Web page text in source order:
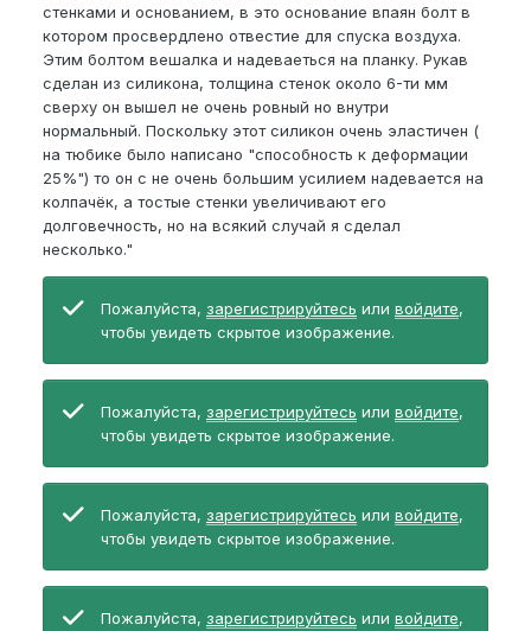
стенками и основанием, в это основание впаян болт в
котором просвердлено отвестие для спуска воздуха.
Этим болтом вешалка и надеваеться на планку. Рукав
сделан из силикона, толщина стенок около 6-ти мм
сверху он вышел не очень ровный но внутри
нормальный. Поскольку этот силикон очень эластичен (
на тюбике было написано "способность к деформации
25%") то он с не очень большим усилием надевается на
колпачёк, а тостые стенки увеличивают его
долговечность, но на всякий случай я сделал
несколько."
Пожалуйста, зарегистрируйтесь или войдите,
чтобы увидеть скрытое изображение.
Пожалуйста, зарегистрируйтесь или войдите,
чтобы увидеть скрытое изображение.
Пожалуйста, зарегистрируйтесь или войдите,
чтобы увидеть скрытое изображение.
Пожалуйста, зарегистрируйтесь или войдите,